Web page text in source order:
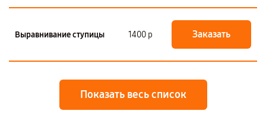
Выравнивание ступицы 1400 р Заказать
Показать весь список